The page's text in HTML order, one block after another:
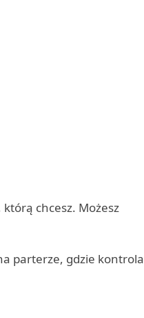
którą chcesz. Możesz
parterze, gdzie kontrola